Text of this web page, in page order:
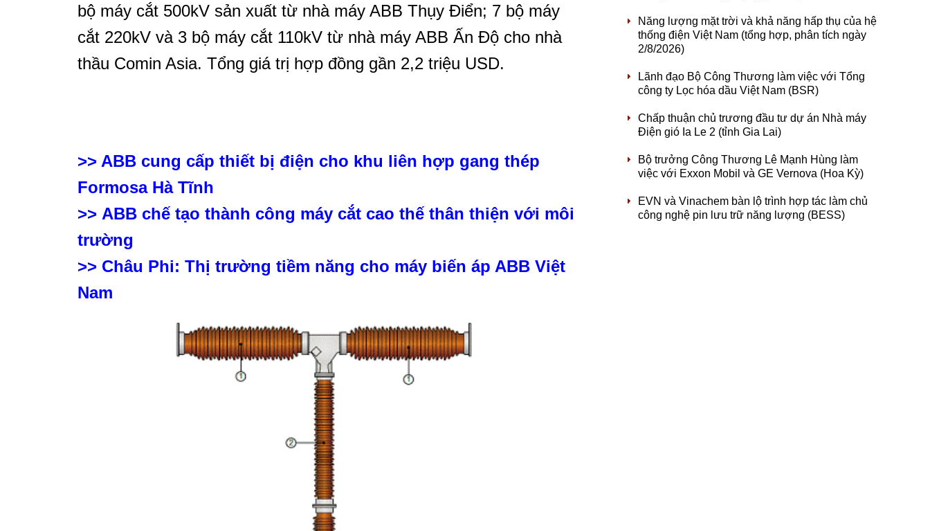
bộ máy cắt 500kV sản xuất từ nhà máy ABB Thụy Điển; 7 bộ máy
cắt 220kV và 3 bộ máy cắt 110kV từ nhà máy ABB Ấn Độ cho nhà
thầu Comin Asia. Tổng giá trị hợp đồng gần 2,2 triệu USD.
>> ABB cung cấp thiết bị điện cho khu liên hợp gang thép
Formosa Hà Tĩnh
>> ABB chế tạo thành công máy cắt cao thế thân thiện với môi
trường
>> Châu Phi: Thị trường tiềm năng cho máy biến áp ABB Việt
Nam
Năng lượng mặt trời và khả năng hấp thụ của hệ
thống điện Việt Nam (tổng hợp, phân tích ngày
2/8/2026)
Lãnh đạo Bộ Công Thương làm việc với Tổng
công ty Lọc hóa dầu Việt Nam (BSR)
Chấp thuận chủ trương đầu tư dự án Nhà máy
Điện gió Ia Le 2 (tỉnh Gia Lai)
Bộ trưởng Công Thương Lê Mạnh Hùng làm
việc với Exxon Mobil và GE Vernova (Hoa Kỳ)
EVN và Vinachem bàn lộ trình hợp tác làm chủ
công nghệ pin lưu trữ năng lượng (BESS)